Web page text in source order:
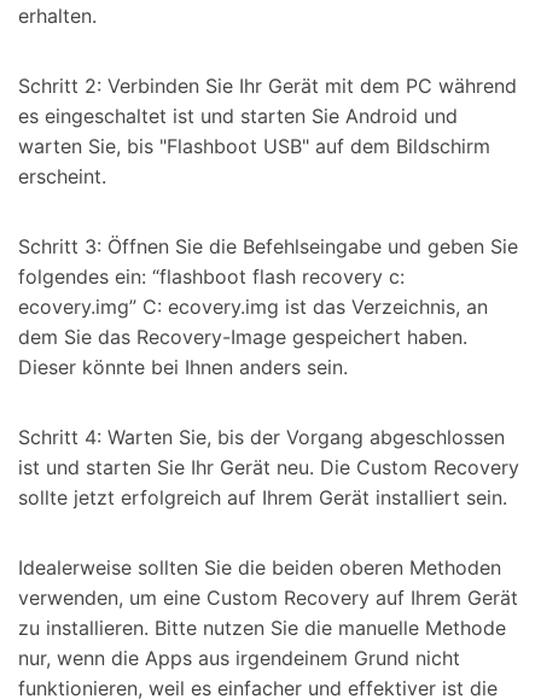
erhalten.
Schritt 2: Verbinden Sie Ihr Gerät mit dem PC während
es eingeschaltet ist und starten Sie Android und
warten Sie, bis "Flashboot USB" auf dem Bildschirm
erscheint.
Schritt 3: Öffnen Sie die Befehlseingabe und geben Sie
folgendes ein: “flashboot flash recovery c:
ecovery.img” C: ecovery.img ist das Verzeichnis, an
dem Sie das Recovery-Image gespeichert haben.
Dieser könnte bei Ihnen anders sein.
Schritt 4: Warten Sie, bis der Vorgang abgeschlossen
ist und starten Sie Ihr Gerät neu. Die Custom Recovery
sollte jetzt erfolgreich auf Ihrem Gerät installiert sein.
Idealerweise sollten Sie die beiden oberen Methoden
verwenden, um eine Custom Recovery auf Ihrem Gerät
zu installieren. Bitte nutzen Sie die manuelle Methode
nur, wenn die Apps aus irgendeinem Grund nicht
funktionieren, weil es einfacher und effektiver ist die